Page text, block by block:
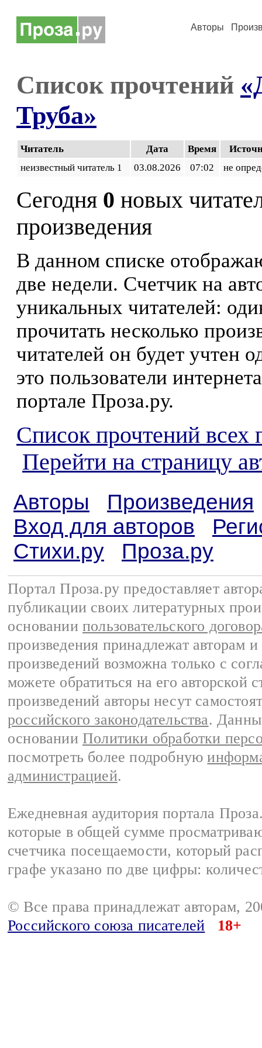
Авторы
Список прочтений
Труба»
Читатель Дата Время
неизвестный читатель 1
03.08.2026 07:02 не
Сегодня 0 новых
произведения
В данном списке
две недели. Счетчик на
уникальных читателей:
прочитать несколько
читателей он будет учтен
это пользователи
портале Проза.ру.
Список прочтений всех
Перейти на страницу
Авторы
Произведения
Вход для авторов
Стихи.ру
Проза.ру
Портал Проза.ру предоставляет
публикации своих литературных
основании пользовательского
произведения принадлежат авторам
произведений возможна только с
можете обратиться на его авторской
произведений авторы несут
российского законодательства.
основании Политики обработки
посмотреть более подробную
администрацией.
Ежедневная аудитория портала
которые в общей сумме
счетчика посещаемости, который
графе указано по две цифры:
© Все права принадлежат авторам,
Российского союза писателей
18+